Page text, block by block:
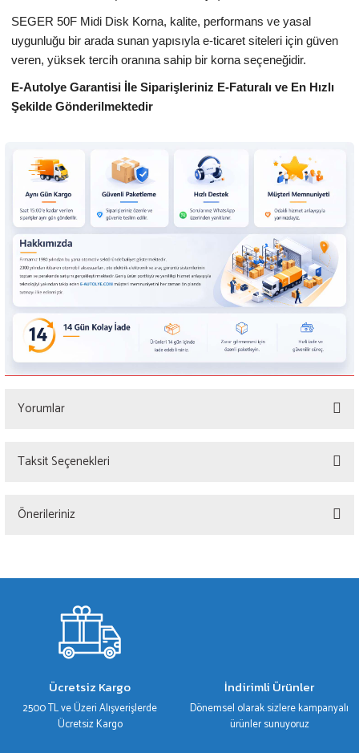
SEGER 50F Midi Disk Korna, kalite, performans ve yasal
uygunluğu bir arada sunan yapısıyla e-ticaret siteleri için güven
veren, yüksek tercih oranına sahip bir korna seçeneğidir.
E-Autolye Garantisi İle Siparişleriniz E-Faturalı ve En Hızlı
Şekilde Gönderilmektedir
Yorumlar
Taksit Seçenekleri
Önerileriniz
gördüğünüz noktaları öneri formunu kullanarak tarafımıza iletebilirsiniz.
Ürün resmi kalitesiz, bozuk veya görüntülenemiyor.
Ürün açıklamasında eksik bilgiler bulunuyor.
Ürün fiyatı diğer sitelerden daha pahalı.
Bu ürüne benzer farklı alternatifler olmalı.
Ücretsiz Kargo
2500 TL ve Üzeri Alışverişlerde
Ücretsiz Kargo
İndirimli Ürünler
Dönemsel olarak sizlere kampanyalı
ürünler sunuyoruz